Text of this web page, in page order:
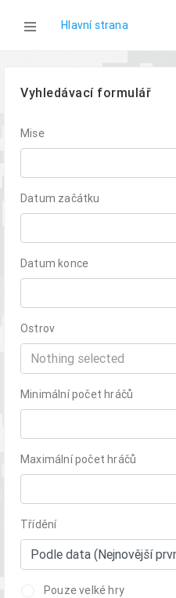
Hlavní strana
Vyhledávací formulář
Mise
Datum začátku
Datum konce
Ostrov
Nothing selected
Minimální počet hráčů
Maximální počet hráčů
Třídění
Podle data (Nejnovější
Pouze velké hry